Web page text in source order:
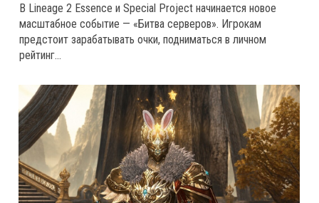
В Lineage 2 Essence и Special Project начинается новое
масштабное событие — «Битва серверов». Игрокам
предстоит зарабатывать очки, подниматься в личном
рейтинг...